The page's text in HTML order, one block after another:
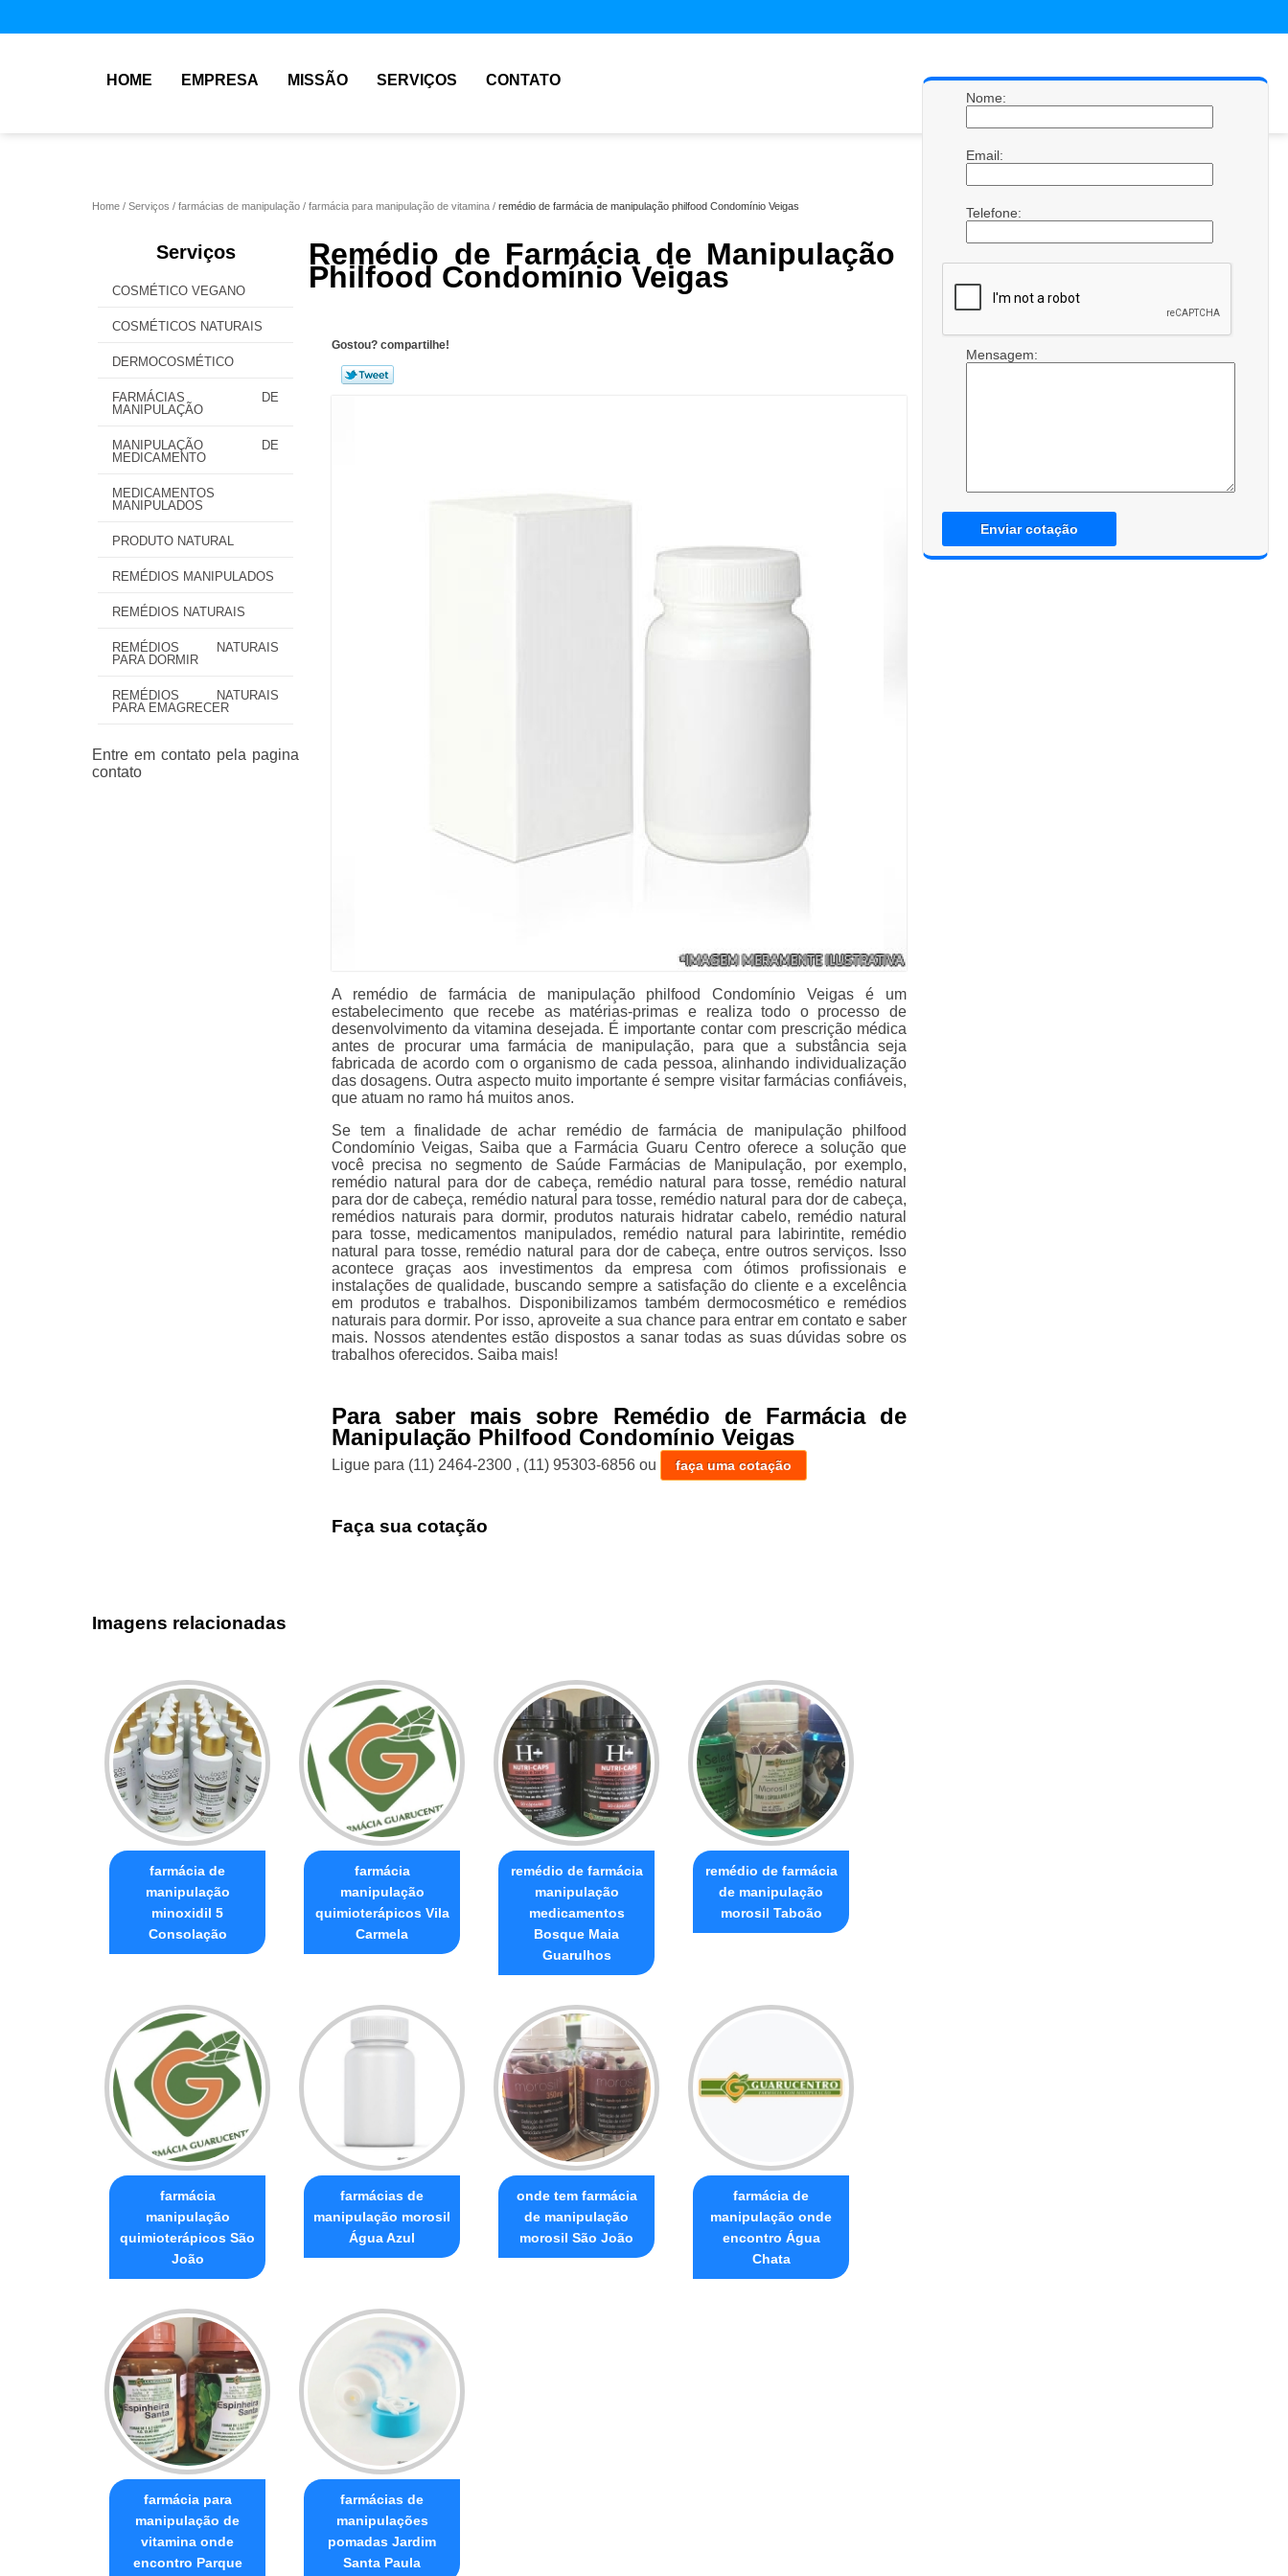
HOME EMPRESA MISSÃO SERVIÇOS CONTATO
Home Serviços farmácias de manipulação farmácia para manipulação de vitamina remédio de farmácia de manipulação philfood Condomínio Veigas
Serviços
COSMÉTICO VEGANO
COSMÉTICOS NATURAIS
DERMOCOSMÉTICO
FARMÁCIAS DE
MANIPULAÇÃO
MANIPULAÇÃO DE
MEDICAMENTO
MEDICAMENTOS
MANIPULADOS
PRODUTO NATURAL
REMÉDIOS MANIPULADOS
REMÉDIOS NATURAIS
REMÉDIOS NATURAIS
PARA DORMIR
REMÉDIOS NATURAIS
PARA EMAGRECER
Remédio de Farmácia de Manipulação
Philfood Condomínio Veigas
Gostou? compartilhe!
A remédio de farmácia de manipulação philfood Condomínio Veigas é um
estabelecimento que recebe as matérias-primas e realiza todo o processo de
desenvolvimento da vitamina desejada. É importante contar com prescrição médica
antes de procurar uma farmácia de manipulação, para que a substância seja
fabricada de acordo com o organismo de cada pessoa, alinhando individualização
das dosagens. Outra aspecto muito importante é sempre visitar farmácias confiáveis,
que atuam no ramo há muitos anos.
Se tem a finalidade de achar remédio de farmácia de manipulação philfood
Condomínio Veigas, Saiba que a Farmácia Guaru Centro oferece a solução que
você precisa no segmento de Saúde Farmácias de Manipulação, por exemplo,
remédio natural para dor de cabeça, remédio natural para tosse, remédio natural
para dor de cabeça, remédio natural para tosse, remédio natural para dor de cabeça,
remédios naturais para dormir, produtos naturais hidratar cabelo, remédio natural
para tosse, medicamentos manipulados, remédio natural para labirintite, remédio
natural para tosse, remédio natural para dor de cabeça, entre outros serviços. Isso
acontece graças aos investimentos da empresa com ótimos profissionais e
instalações de qualidade, buscando sempre a satisfação do cliente e a excelência
em produtos e trabalhos. Disponibilizamos também dermocosmético e remédios
naturais para dormir. Por isso, aproveite a sua chance para entrar em contato e saber
mais. Nossos atendentes estão dispostos a sanar todas as suas dúvidas sobre os
trabalhos oferecidos. Saiba mais!
Para saber mais sobre Remédio de Farmácia de
Manipulação Philfood Condomínio Veigas
Ligue para (11) 2464-2300 , (11) 95303-6856 ou faça uma cotação
Faça sua cotação
Nome:
Email:
Telefone:
Mensagem:
Enviar cotação
Imagens relacionadas
farmácia de
manipulação
minoxidil 5
Consolação
farmácia
manipulação
quimioterápicos Vila
Carmela
remédio de farmácia
manipulação
medicamentos
Bosque Maia
Guarulhos
remédio de farmácia
de manipulação
morosil Taboão
farmácia
manipulação
quimioterápicos São
João
farmácias de
manipulação morosil
Água Azul
onde tem farmácia
de manipulação
morosil São João
farmácia de
manipulação onde
encontro Água
Chata
farmácia para
manipulação de
vitamina onde
encontro Parque
farmácias de
manipulações
pomadas Jardim
Santa Paula